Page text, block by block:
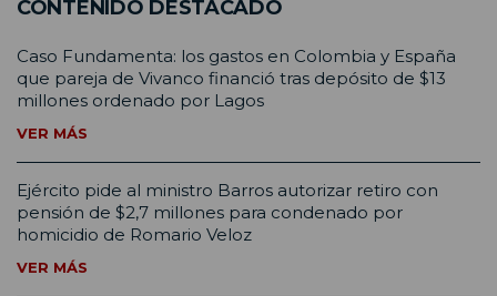
CONTENIDO DESTACADO
Caso Fundamenta: los gastos en Colombia y España
que pareja de Vivanco financió tras depósito de $13
millones ordenado por Lagos
VER MÁS
Ejército pide al ministro Barros autorizar retiro con
pensión de $2,7 millones para condenado por
homicidio de Romario Veloz
VER MÁS